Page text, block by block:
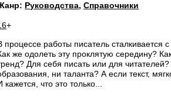
Руководства,Справочники
+
процессе работы писатель сталкивается
же одолеть эту проклятую середину?
Для себя писать или для
ни таланта? А если текст,
кажется, что это только...